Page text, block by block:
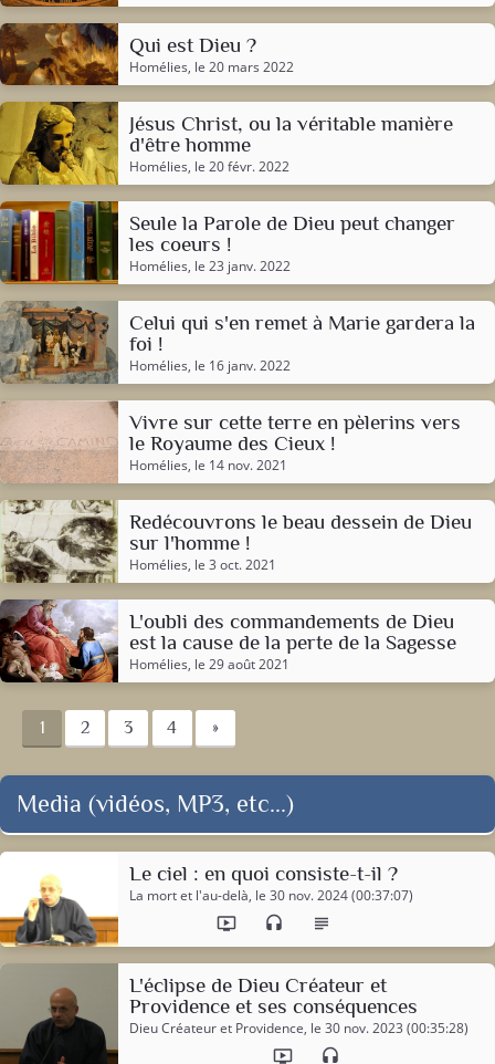
Qui est Dieu ?
Homélies, le 20 mars 2022
Jésus Christ, ou la véritable manière
d'être homme
Homélies, le 20 févr. 2022
Seule la Parole de Dieu peut changer
les coeurs !
Homélies, le 23 janv. 2022
Celui qui s'en remet à Marie gardera la
foi !
Homélies, le 16 janv. 2022
Vivre sur cette terre en pèlerins vers
le Royaume des Cieux !
Homélies, le 14 nov. 2021
Redécouvrons le beau dessein de Dieu
sur l'homme !
Homélies, le 3 oct. 2021
L'oubli des commandements de Dieu
est la cause de la perte de la Sagesse
Homélies, le 29 août 2021
1 2 3 4 »
Media (vidéos, MP3, etc...)
Le ciel : en quoi consiste-t-il ?
La mort et l'au-delà, le 30 nov. 2024 (00:37:07)
ondemand_video headset subject
L'éclipse de Dieu Créateur et
Providence et ses conséquences
Dieu Créateur et Providence, le 30 nov. 2023 (00:35:28)
ondemand_video headset